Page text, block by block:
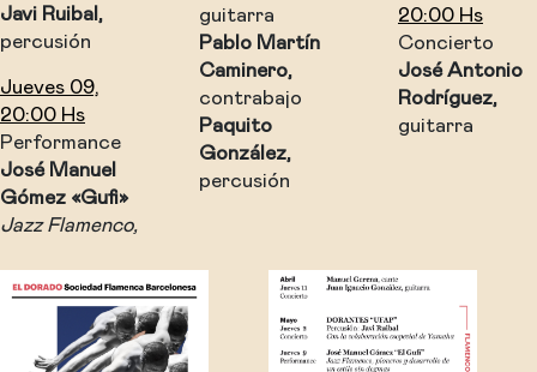
Javi Ruibal,
percusión
Jueves 09,
20:00 Hs
Performance
José Manuel
Gómez «Gufi»
Jazz Flamenco,
guitarra
Pablo Martín
Caminero,
contrabajo
Paquito
González,
percusión
20:00 Hs
Concierto
José Antonio
Rodríguez,
guitarra